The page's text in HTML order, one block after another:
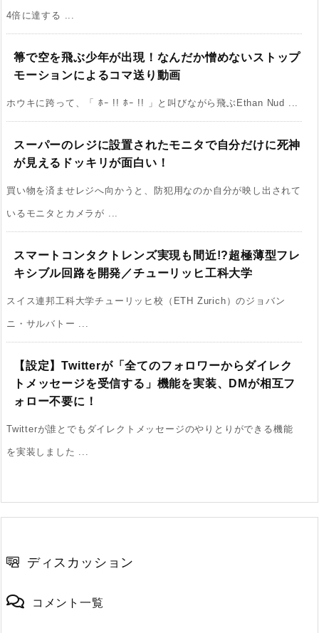
4倍に達する ...
箒で空を飛ぶ少年が出現！なんだか憎めないストップ
モーションによるコマ送り動画
ホウキに跨って、「 ﾎｰ !! ﾎｰ !! 」と叫びながら飛ぶEthan Nud ...
スーパーのレジに設置されたモニタで自分だけに死神
が見えるドッキリが面白い！
買い物を済ませレジへ向かうと、防犯用なのか自分が映し出されて
いるモニタとカメラが ...
スマートコンタクトレンズ実現も間近!?超極薄型フレ
キシブル回路を開発／チューリッヒ工科大学
スイス連邦工科大学チューリッヒ校（ETH Zurich）のジョバン
ニ・サルバトー ...
【設定】Twitterが「全てのフォロワーからダイレク
トメッセージを受信する」機能を実装、DMが相互フ
ォロー不要に！
Twitterが誰とでもダイレクトメッセージのやりとりができる機能
を実装しました ...
ディスカッション
コメント一覧